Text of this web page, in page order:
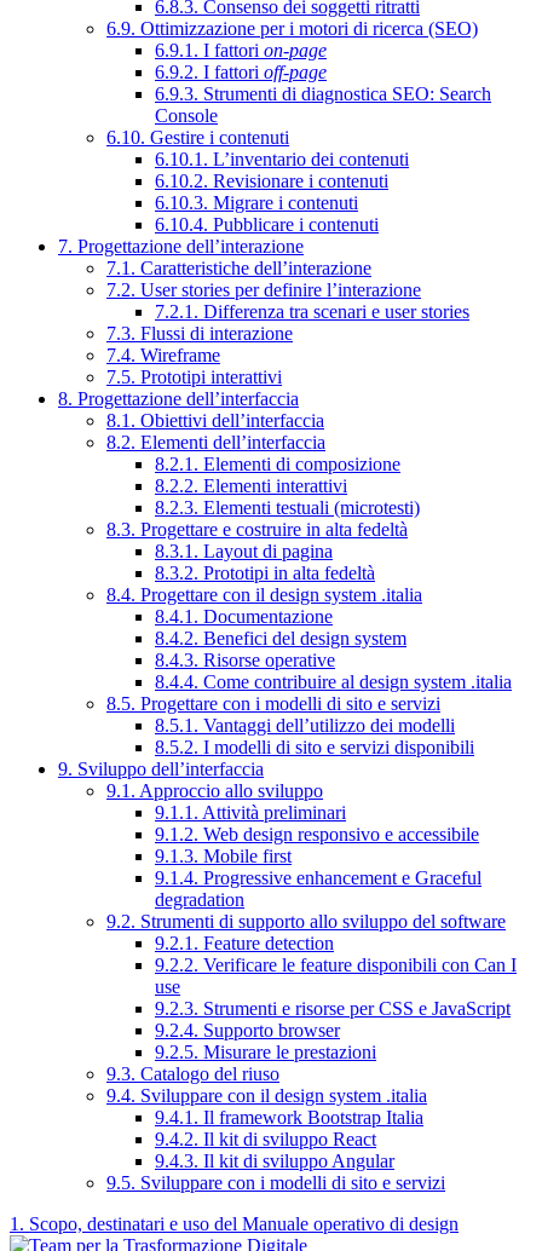
6.8.3. Consenso dei soggetti ritratti
6.9. Ottimizzazione per i motori di ricerca (SEO)
6.9.1. I fattori on-page
6.9.2. I fattori off-page
6.9.3. Strumenti di diagnostica SEO: Search
Console
6.10. Gestire i contenuti
6.10.1. L’inventario dei contenuti
6.10.2. Revisionare i contenuti
6.10.3. Migrare i contenuti
6.10.4. Pubblicare i contenuti
7. Progettazione dell’interazione
7.1. Caratteristiche dell’interazione
7.2. User stories per definire l’interazione
7.2.1. Differenza tra scenari e user stories
7.3. Flussi di interazione
7.4. Wireframe
7.5. Prototipi interattivi
8. Progettazione dell’interfaccia
8.1. Obiettivi dell’interfaccia
8.2. Elementi dell’interfaccia
8.2.1. Elementi di composizione
8.2.2. Elementi interattivi
8.2.3. Elementi testuali (microtesti)
8.3. Progettare e costruire in alta fedeltà
8.3.1. Layout di pagina
8.3.2. Prototipi in alta fedeltà
8.4. Progettare con il design system .italia
8.4.1. Documentazione
8.4.2. Benefici del design system
8.4.3. Risorse operative
8.4.4. Come contribuire al design system .italia
8.5. Progettare con i modelli di sito e servizi
8.5.1. Vantaggi dell’utilizzo dei modelli
8.5.2. I modelli di sito e servizi disponibili
9. Sviluppo dell’interfaccia
9.1. Approccio allo sviluppo
9.1.1. Attività preliminari
9.1.2. Web design responsivo e accessibile
9.1.3. Mobile first
9.1.4. Progressive enhancement e Graceful
degradation
9.2. Strumenti di supporto allo sviluppo del software
9.2.1. Feature detection
9.2.2. Verificare le feature disponibili con Can I
use
9.2.3. Strumenti e risorse per CSS e JavaScript
9.2.4. Supporto browser
9.2.5. Misurare le prestazioni
9.3. Catalogo del riuso
9.4. Sviluppare con il design system .italia
9.4.1. Il framework Bootstrap Italia
9.4.2. Il kit di sviluppo React
9.4.3. Il kit di sviluppo Angular
9.5. Sviluppare con i modelli di sito e servizi
1. Scopo, destinatari e uso del Manuale operativo di design